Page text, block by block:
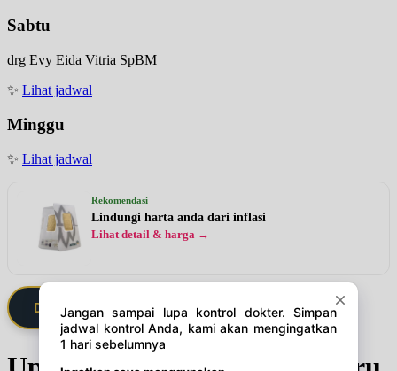
Sabtu
drg Evy Eida Vitria SpBM
✨ Lihat jadwal
Minggu
✨ Lihat jadwal
Rekomendasi
Lindungi harta anda dari inflasi
Lihat detail & harga →
Daftarkan Saya via Member VIP